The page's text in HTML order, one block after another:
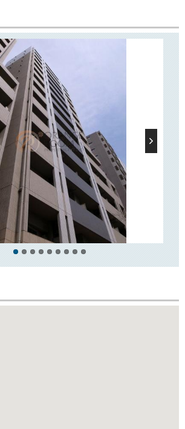
はスーパー「まいばすけっと」がございますほ
郵便局などがございますので、日々のお買い物
！